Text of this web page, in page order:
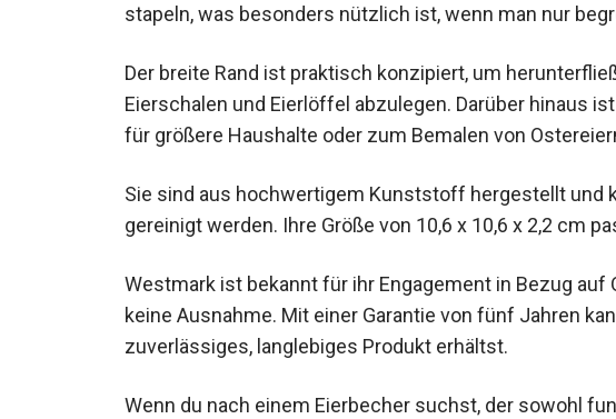
stapeln, was besonders nützlich ist, wenn man nur
Der breite Rand ist praktisch konzipiert, um
Eierschalen und Eierlöffel abzulegen. Darüber hinaus
für größere Haushalte oder zum Bemalen von
Sie sind aus hochwertigem Kunststoff hergestellt und
gereinigt werden. Ihre Größe von 10,6 x 10,6 x 2,2 cm
Westmark ist bekannt für ihr Engagement in Bezug auf
keine Ausnahme. Mit einer Garantie von fünf Jahren
zuverlässiges, langlebiges Produkt erhältst.
Wenn du nach einem Eierbecher suchst, der sowohl